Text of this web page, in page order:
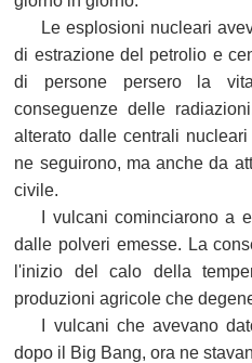
Le esplosioni nucleari
di estrazione del petrolio e
di persone persero la
conseguenze delle
alterato dalle centrali
ne seguirono, ma anche da
civile.
I vulcani cominciarono a
dalle polveri emesse. La
l'inizio del calo della
produzioni agricole che
I vulcani che avevano
dopo il Big Bang, ora ne